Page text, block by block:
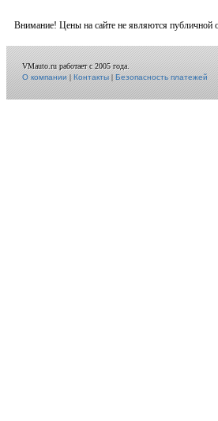
Внимание! Цены на сайте не являются публичной
VMauto.ru работает с 2005 года.
О компании|Контакты|Безопасность платежей